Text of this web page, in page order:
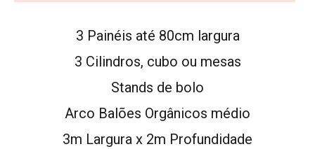
3 Painéis até 80cm largura
3 Cilindros, cubo ou mesas
Stands de bolo
Arco Balões Orgânicos médio
3m Largura x 2m Profundidade